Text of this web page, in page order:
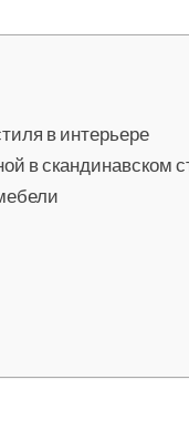
в интерьере
в скандинавском